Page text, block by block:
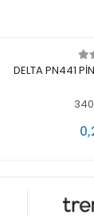
DELTA PN441